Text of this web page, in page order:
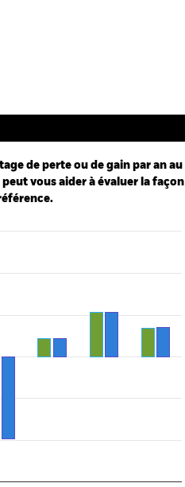
de perte ou de gain par an au
vous aider à évaluer la façon